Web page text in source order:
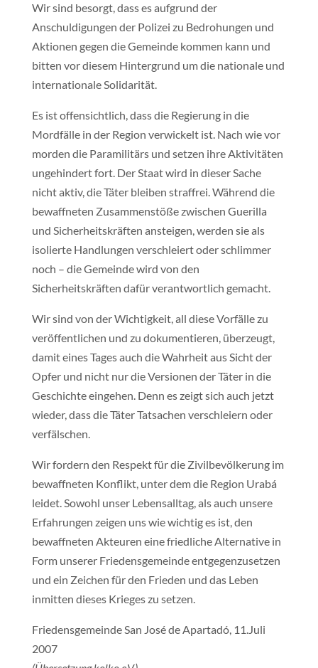
Wir sind besorgt, dass es aufgrund der
Anschuldigungen der Polizei zu Bedrohungen und
Aktionen gegen die Gemeinde kommen kann und
bitten vor diesem Hintergrund um die nationale und
internationale Solidarität.
Es ist offensichtlich, dass die Regierung in die
Mordfälle in der Region verwickelt ist. Nach wie vor
morden die Paramilitärs und setzen ihre Aktivitäten
ungehindert fort. Der Staat wird in dieser Sache
nicht aktiv, die Täter bleiben straffrei. Während die
bewaffneten Zusammenstöße zwischen Guerilla
und Sicherheitskräften ansteigen, werden sie als
isolierte Handlungen verschleiert oder schlimmer
noch – die Gemeinde wird von den
Sicherheitskräften dafür verantwortlich gemacht.
Wir sind von der Wichtigkeit, all diese Vorfälle zu
veröffentlichen und zu dokumentieren, überzeugt,
damit eines Tages auch die Wahrheit aus Sicht der
Opfer und nicht nur die Versionen der Täter in die
Geschichte eingehen. Denn es zeigt sich auch jetzt
wieder, dass die Täter Tatsachen verschleiern oder
verfälschen.
Wir fordern den Respekt für die Zivilbevölkerung im
bewaffneten Konflikt, unter dem die Region Urabá
leidet. Sowohl unser Lebensalltag, als auch unsere
Erfahrungen zeigen uns wie wichtig es ist, den
bewaffneten Akteuren eine friedliche Alternative in
Form unserer Friedensgemeinde entgegenzusetzen
und ein Zeichen für den Frieden und das Leben
inmitten dieses Krieges zu setzen.
Friedensgemeinde San José de Apartadó, 11.Juli
2007